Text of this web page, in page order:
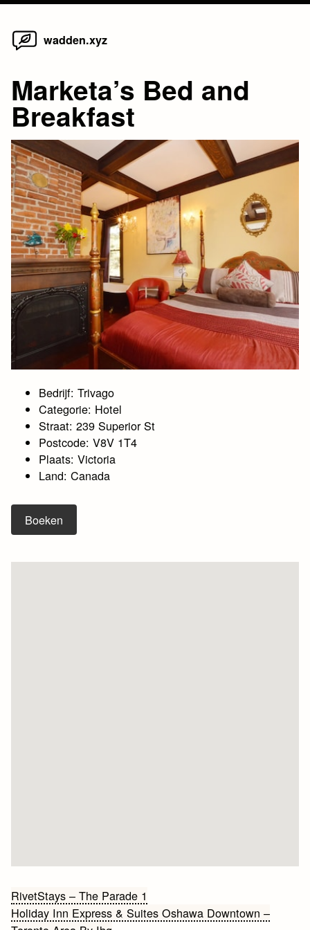
Skip
wadden.xyz
Marketa’s Bed and
Breakfast
Bedrijf: Trivago
Categorie: Hotel
Straat: 239 Superior St
Postcode: V8V 1T4
Plaats: Victoria
Land: Canada
Boeken
Bericht
navigatie
RivetStays – The Parade 1
Holiday Inn Express & Suites Oshawa Downtown –